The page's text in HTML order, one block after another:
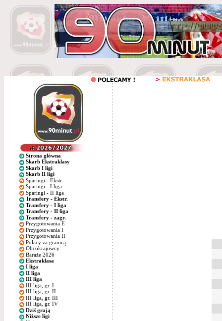
Strona główna
Skarb Ekstraklasy
Skarb I ligi
Skarb II ligi
Sparingi - Ekstr.
Sparingi - I liga
Sparingi - II liga
Transfery - Ekstr.
Transfery - I liga
Transfery - II liga
Transfery - zagr.
Przygotowania E
Przygotowania I
Przygotowania II
Polacy za granicą
Obcokrajowcy
Baraże 2026
Ekstraklasa
I liga
II liga
III liga
III liga, gr. I
III liga, gr. II
III liga, gr. III
III liga, gr. IV
Dziś grają
Niższe ligi